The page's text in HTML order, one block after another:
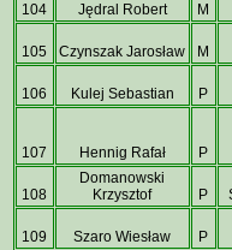
104 Jędral Robert M
105 Czynszak Jarosław M
106 Kulej Sebastian P
107 Hennig Rafał P
108
Domanowski
Krzysztof
P
109 Szaro Wiesław P